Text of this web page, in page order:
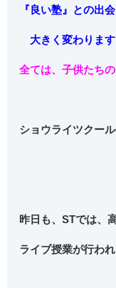
『良い塾』との出
大きく変わります
全ては、子供たち
ショウライツクール
昨日も、STでは、
ライブ授業が行われ